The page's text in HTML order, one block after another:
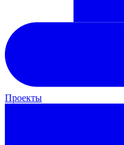
Проекты